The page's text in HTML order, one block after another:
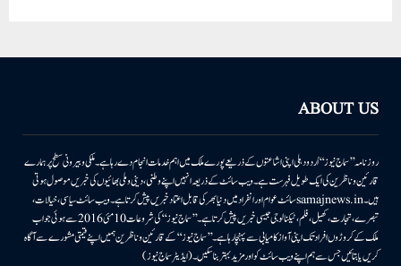
ABOUT US
روزنامہ ’’سماج نیوز‘‘ اُردو دہلی اپنی اشاعتوں کے ذریعے پورے ملک میں اہم خدمات انجام دے رہا ہے۔ ملکی وبیرونی سطح پر ہمارے
قارئین وناظرین کی ایک طویل فہرست ہے۔ ویب سائٹ کے ذریعہ انہیں اپنے وطنی، دینی وملی بھائیوں کی خبریں موصول ہوتی
ہیں۔samajnews.inسائٹ عوام اور انفراد میں دنیا بھر کی قابل اعتماد خبریں پیش کرتا ہے۔ ویب سائٹ سیاسی، خیالات،
تبصرے، تجارت، کھیل، فلم، ٹیکنالوجی جیسی خبریں پیش کرتا ہے۔ ’’سماج نیوز‘‘ کی شروعات 10مئی 2016 سے ہوئی جو اب
ملک کے کروڑوں افراد تک اپنی آواز کامیابی سے پہنچا رہا ہے۔ ’’سماج نیوز‘‘ کے قارئین وناظرین ہمیں اپنے قیمتی مشورے سے آگاہ
کریں یا بتائیں جس سے ہم اپنے ویب سائٹ کو اور مزید بہتر بناسکیں۔ (ایڈیٹر سماج نیوز)